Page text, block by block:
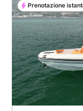
Prenotazione